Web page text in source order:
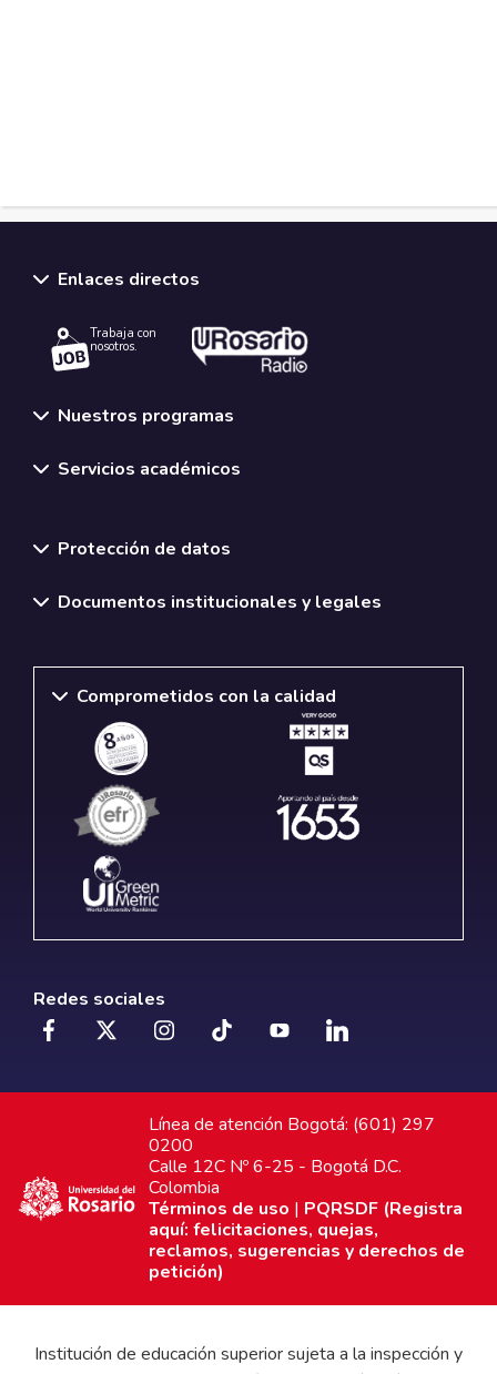
Enlaces directos
Trabaja con
nosotros.
Nuestros programas
Servicios académicos
Protección de datos
Documentos institucionales y legales
Comprometidos con la calidad
Redes sociales
Línea de atención Bogotá: (601) 297
0200
Calle 12C Nº 6-25 - Bogotá D.C.
Colombia
Términos de uso | PQRSDF (Registra
aquí: felicitaciones, quejas,
reclamos, sugerencias y derechos de
petición)
Institución de educación superior sujeta a la inspección y